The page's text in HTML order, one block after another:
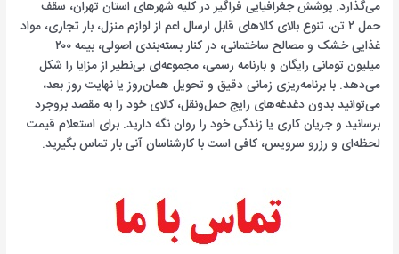
می‌گذارد. پوشش جغرافیایی فراگیر در کلیه شهرهای استان تهران، سقف
حمل ۲ تن، تنوع بالای کالاهای قابل ارسال اعم از لوازم منزل، بار تجاری، مواد
غذایی خشک و مصالح ساختمانی، در کنار بسته‌بندی اصولی، بیمه ۲۰۰
میلیون تومانی رایگان و بارنامه رسمی، مجموعه‌ای بی‌نظیر از مزایا را شکل
می‌دهد. با برنامه‌ریزی زمانی دقیق و تحویل همان‌روز یا نهایت روز بعد،
می‌توانید بدون دغدغه‌های رایج حمل‌ونقل، کالای خود را به مقصد بروجرد
برسانید و جریان کاری یا زندگی خود را روان نگه دارید. برای استعلام قیمت
لحظه‌ای و رزرو سرویس، کافی است با کارشناسان آنی بار تماس بگیرید.